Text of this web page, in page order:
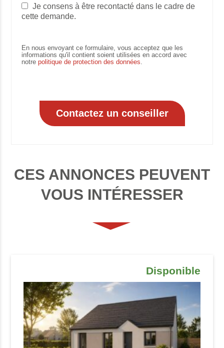
Je consens à être recontacté dans le cadre de
cette demande.
En nous envoyant ce formulaire, vous acceptez que les
informations qu'il contient soient utilisées en accord avec
notrepolitique de protection des données
CES ANNONCES PEUVENT
VOUS INTÉRESSER
Disponible